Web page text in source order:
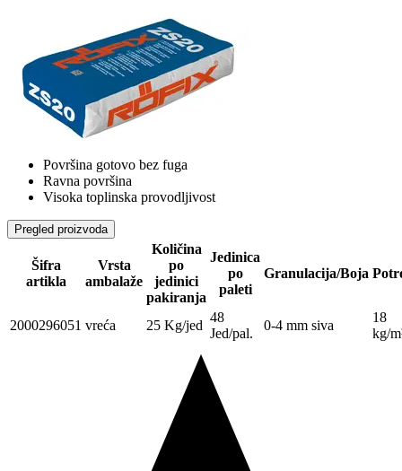
Površina gotovo bez fuga
Ravna površina
Visoka toplinska provodljivost
Pregled proizvoda
Šifra
artikla
Vrsta
ambalaže
Količina
po
jedinici
pakiranja
Jedinica
po
paleti
Granulacija/Boja
2000296051 vreća 25 Kg/jed
48
Jed/pal.
0-4 mm siva
18
kg/